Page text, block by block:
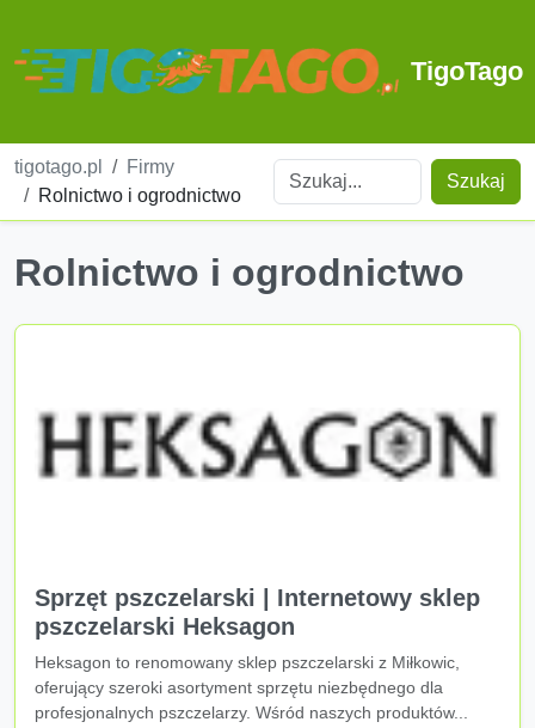
TigoTago
tigotago.pl
Firmy
Rolnictwo i ogrodnictwo
Szukaj
Rolnictwo i ogrodnictwo
Sprzęt pszczelarski | Internetowy sklep
pszczelarski Heksagon
Heksagon to renomowany sklep pszczelarski z Miłkowic,
oferujący szeroki asortyment sprzętu niezbędnego dla
profesjonalnych pszczelarzy. Wśród naszych produktów...